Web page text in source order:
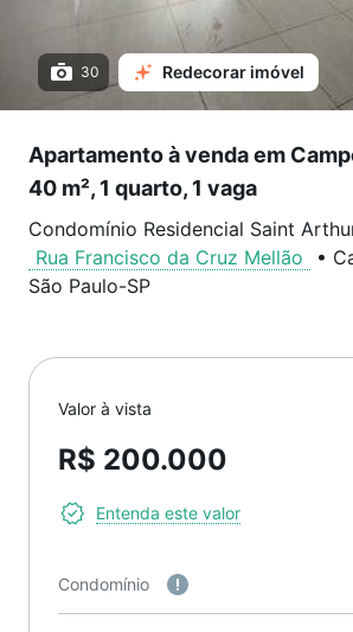
30 Redecorar imóvel
Apartamento à venda em
40 m², 1 quarto, 1 vaga
Condomínio Residencial Saint
Rua Francisco da Cruz Mellão
•
São Paulo-SP
Valor à vista
R$ 200.000
Entenda este valor
Condomínio